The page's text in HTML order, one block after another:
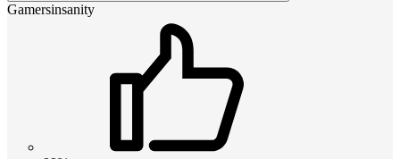
Gamersinsanity